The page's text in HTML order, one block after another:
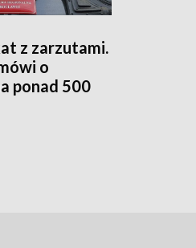
z zarzutami.
o
ponad 500